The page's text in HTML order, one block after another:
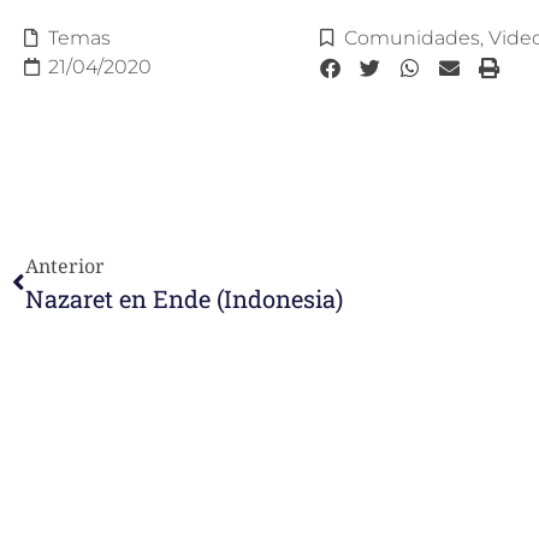
Temas
21/04/2020
Comunidades,
Anterior
Nazaret en Ende (Indonesia)